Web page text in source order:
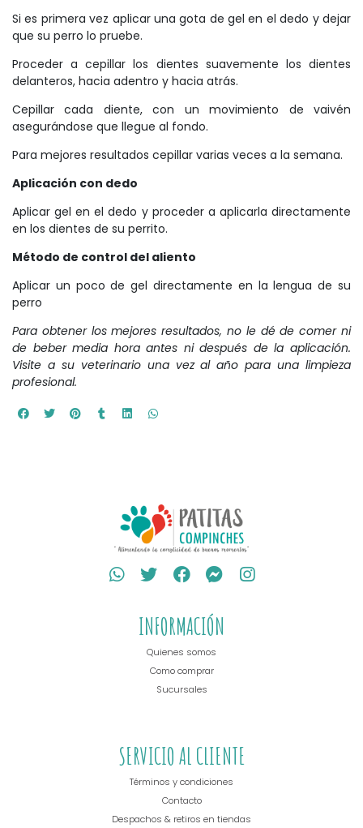
Si es primera vez aplicar una gota de gel en el dedo y dejar
que su perro lo pruebe.
Proceder a cepillar los dientes suavemente los dientes
delanteros, hacia adentro y hacia atrás.
Cepillar cada diente, con un movimiento de vaivén
asegurándose que llegue al fondo.
Para mejores resultados cepillar varias veces a la semana.
Aplicación con dedo
Aplicar gel en el dedo y proceder a aplicarla directamente
en los dientes de su perrito.
Método de control del aliento
Aplicar un poco de gel directamente en la lengua de su
perro
Para obtener los mejores resultados, no le dé de comer ni
de beber media hora antes ni después de la aplicación.
Visite a su veterinario una vez al año para una limpieza
profesional.
INFORMACIÓN
Quienes somos
Como comprar
Sucursales
SERVICIO AL CLIENTE
Términos y condiciones
Contacto
Despachos & retiros en tiendas